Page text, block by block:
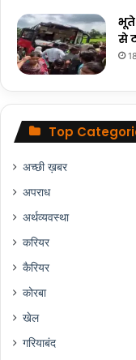
से
Top
अच्छी ख़बर
अपराध
अर्थव्यवस्था
करियर
कैरियर
कोरबा
खेल
गरियाबंद